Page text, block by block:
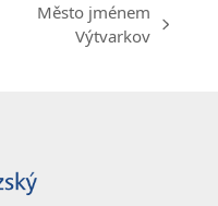
Město jménem
Výtvarkov